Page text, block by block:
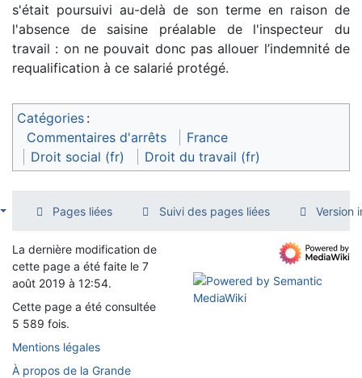
s'était poursuivi au-delà de son terme en raison de
l'absence de saisine préalable de l'inspecteur du
travail : on ne pouvait donc pas allouer l’indemnité de
requalification à ce salarié protégé.
Catégories :
Commentaires d'arrêts
France
Droit social (fr)
Droit du travail (fr)
Pages liées Suivi des pages liées Version
La dernière modification de
cette page a été faite le 7
août 2019 à 12:54.
Cette page a été consultée
5 589 fois.
Mentions légales
À propos de la Grande